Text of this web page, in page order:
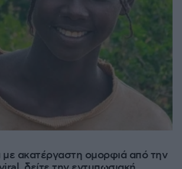
ακατέργαστη ομορφιά από την